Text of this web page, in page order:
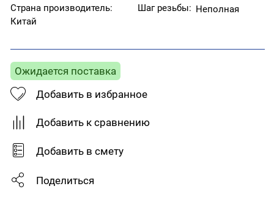
Страна производитель:
Китай
Шаг резьбы: Неполная
Ожидается поставка
Добавить в избранное
Добавить к сравнению
Добавить в смету
Поделиться